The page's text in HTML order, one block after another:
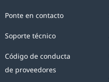
el
único
de
responder
Ponte en contacto
Soporte técnico
Código de conducta
de proveedores